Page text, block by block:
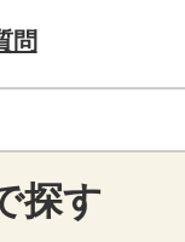
問
探す